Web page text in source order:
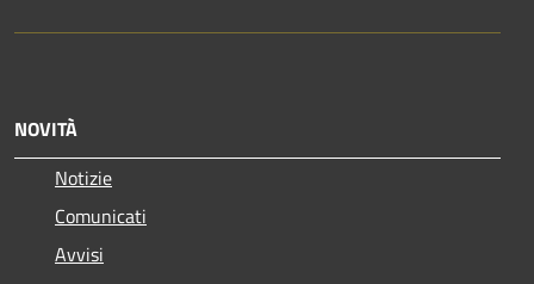
NOVITÀ
Notizie
Comunicati
Avvisi